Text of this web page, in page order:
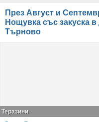
През Август и
Нощувка със закуска
Търново
Теразини